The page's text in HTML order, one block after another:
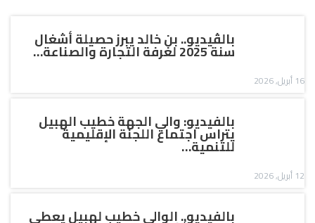
بالڤيديو.. بن خالد يبرز حصيلة أشغال
سنة 2025 لغرفة التجارة والصناعة…
16 أبريل, 2026
بالفيديو: والي الجهة خطيب الهبيل
يتراس اجتماع اللجنة الإقليمية
للتنمية…
12 أبريل, 2026
بالفيديو.. الوالي خطيب لهبيل يعطي